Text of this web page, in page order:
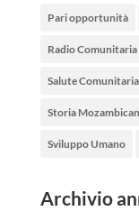
Pari opportunità
Radio Comunitaria
Salute Comunitaria
Storia
Sviluppo Umano
Archivio